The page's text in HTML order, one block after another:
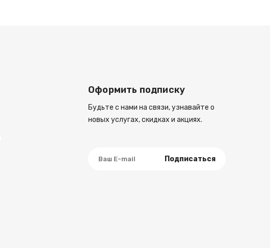
Оформить подписку
Будьте с нами на связи, узнавайте о
новых услугах, скидках и акциях.
Подписаться